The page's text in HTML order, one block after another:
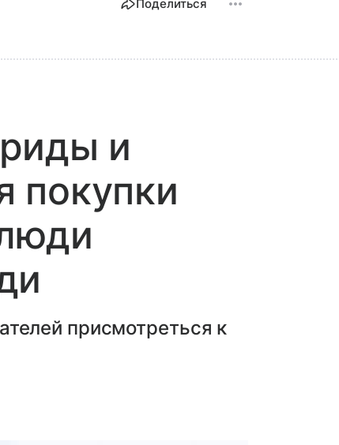
Поделиться
и
покупки
присмотреться к